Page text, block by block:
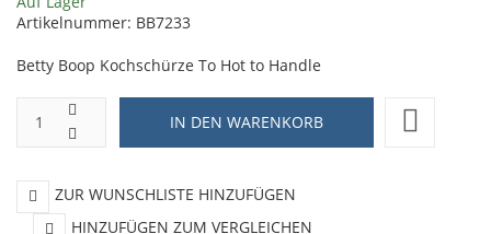
Artikelnummer: BB7233
Betty Boop Kochschürze To Hot to Handle
ZUR WUNSCHLISTE HINZUFÜGEN
HINZUFÜGEN ZUM VERGLEICHEN